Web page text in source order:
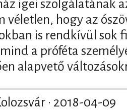
igei szolgálatának
véletlen, hogy az
is rendkívül sok
a próféta
alapvető
· 2018-04-09